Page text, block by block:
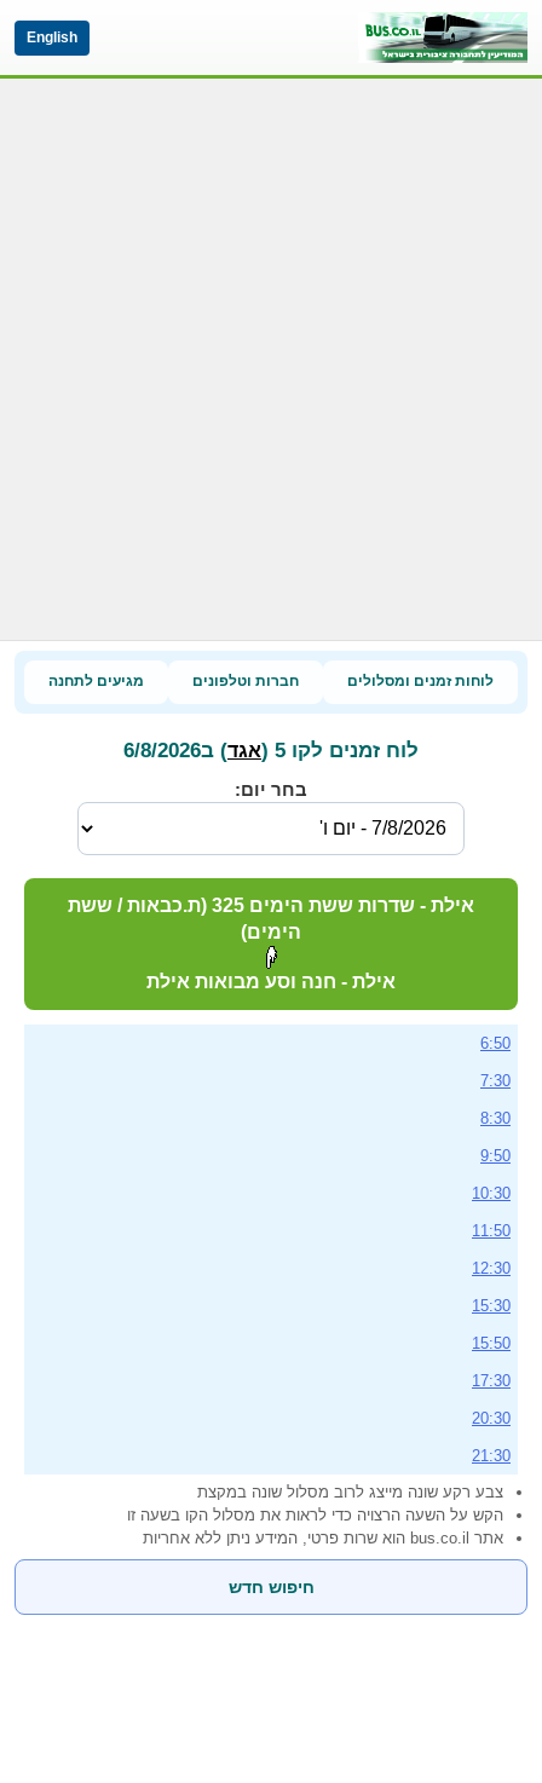
English
לוחות זמנים ומסלולים חברות וטלפונים מגיעים לתחנה
לוח זמנים לקו 5 ( אגד) ב6/8/2026
בחר יום:
אילת - שדרות ששת הימים 325 (ת.כבאות / ששת
הימים)
אילת - חנה וסע מבואות אילת
6:50
7:30
8:30
9:50
10:30
11:50
12:30
15:30
15:50
17:30
20:30
21:30
צבע רקע שונה מייצג לרוב מסלול שונה במקצת
הקש על השעה הרצויה כדי לראות את מסלול הקו בשעה זו
אתר bus.co.il הוא שרות פרטי, המידע ניתן ללא אחריות
חיפוש חדש